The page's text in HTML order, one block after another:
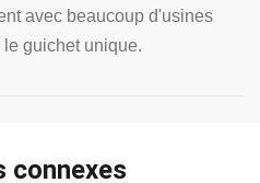
avec beaucoup d'usines
guichet unique.
connexes